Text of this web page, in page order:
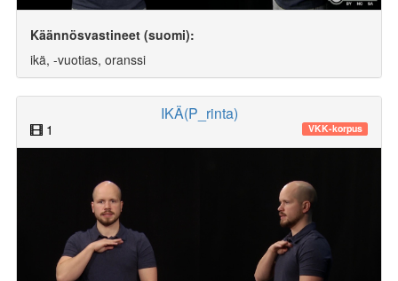
Käännösvastineet (suomi):
ikä, -vuotias, oranssi
IKÄ(P_rinta)
1 VKK-korpus